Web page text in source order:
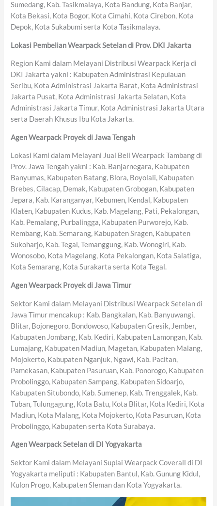
Sumedang, Kab. Tasikmalaya, Kota Bandung, Kota Banjar,
Kota Bekasi, Kota Bogor, Kota Cimahi, Kota Cirebon, Kota
Depok, Kota Sukabumi serta Kota Tasikmalaya.
Lokasi Pembelian Wearpack Setelan di Prov. DKI Jakarta
Region Kami dalam Melayani Distribusi Wearpack Kerja di
DKI Jakarta yakni : Kabupaten Administrasi Kepulauan
Seribu, Kota Administrasi Jakarta Barat, Kota Administrasi
Jakarta Pusat, Kota Administrasi Jakarta Selatan, Kota
Administrasi Jakarta Timur, Kota Administrasi Jakarta Utara
serta Daerah Khusus Ibu Kota Jakarta.
Agen Wearpack Proyek di Jawa Tengah
Lokasi Kami dalam Melayani Jual Beli Wearpack Tambang di
Prov. Jawa Tengah yakni : Kab. Banjarnegara, Kabupaten
Banyumas, Kabupaten Batang, Blora, Boyolali, Kabupaten
Brebes, Cilacap, Demak, Kabupaten Grobogan, Kabupaten
Jepara, Kab. Karanganyar, Kebumen, Kendal, Kabupaten
Klaten, Kabupaten Kudus, Kab. Magelang, Pati, Pekalongan,
Kab. Pemalang, Purbalingga, Kabupaten Purworejo, Kab.
Rembang, Kab. Semarang, Kabupaten Sragen, Kabupaten
Sukoharjo, Kab. Tegal, Temanggung, Kab. Wonogiri, Kab.
Wonosobo, Kota Magelang, Kota Pekalongan, Kota Salatiga,
Kota Semarang, Kota Surakarta serta Kota Tegal.
Agen Wearpack Proyek di Jawa Timur
Sektor Kami dalam Melayani Distribusi Wearpack Setelan di
Jawa Timur mencakup : Kab. Bangkalan, Kab. Banyuwangi,
Blitar, Bojonegoro, Bondowoso, Kabupaten Gresik, Jember,
Kabupaten Jombang, Kab. Kediri, Kabupaten Lamongan, Kab.
Lumajang, Kabupaten Madiun, Magetan, Kabupaten Malang,
Mojokerto, Kabupaten Nganjuk, Ngawi, Kab. Pacitan,
Pamekasan, Kabupaten Pasuruan, Kab. Ponorogo, Kabupaten
Probolinggo, Kabupaten Sampang, Kabupaten Sidoarjo,
Kabupaten Situbondo, Kab. Sumenep, Kab. Trenggalek, Kab.
Tuban, Tulungagung, Kota Batu, Kota Blitar, Kota Kediri, Kota
Madiun, Kota Malang, Kota Mojokerto, Kota Pasuruan, Kota
Probolinggo, Kabupaten serta Kota Surabaya.
Agen Wearpack Setelan di DI Yogyakarta
Sektor Kami dalam Melayani Suplai Wearpack Coverall di DI
Yogyakarta meliputi : Kabupaten Bantul, Kab. Gunung Kidul,
Kulon Progo, Kabupaten Sleman dan Kota Yogyakarta.